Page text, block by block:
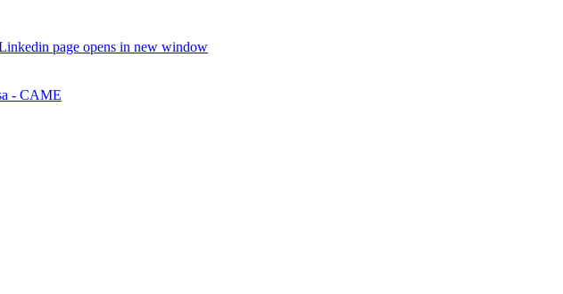
page opens in new window